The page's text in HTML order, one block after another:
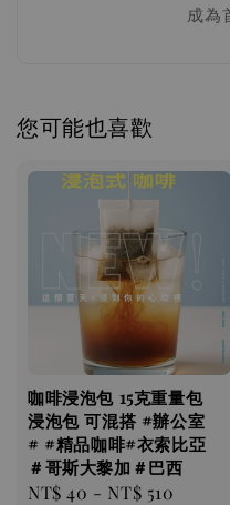
成為
您可能也喜歡
咖啡浸泡包 ​​​​15克重量包
浸泡包 可混搭 #辦公室
# #精品咖啡#衣索比亞
＃哥斯大黎加＃巴西
Regular
NT$ 40 - NT$ 510